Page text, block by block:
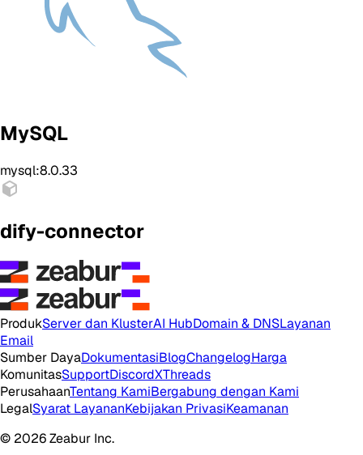
MySQL
mysql:8.0.33
dify-connector
ProdukServer dan KlusterAI HubDomain & DNSLayanan
Email
Sumber DayaDokumentasiBlogChangelogHarga
KomunitasSupportDiscordXThreads
PerusahaanTentang KamiBergabung dengan Kami
LegalSyarat LayananKebijakan PrivasiKeamanan
© 2026 Zeabur Inc.